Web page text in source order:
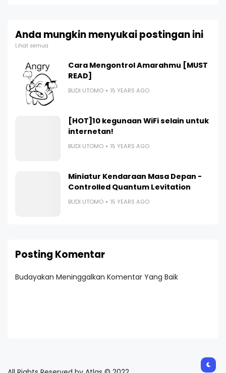
Anda mungkin menyukai postingan ini
Lihat semua
Cara Mengontrol Amarahmu [MUST
READ]
BUDI UTOMO 15 YEARS AGO
[HOT]10 kegunaan WiFi selain untuk
internetan!
BUDI UTOMO 15 YEARS AGO
Miniatur Kendaraan Masa Depan -
Controlled Quantum Levitation
BUDI UTOMO 15 YEARS AGO
Posting Komentar
Budayakan Meninggalkan Komentar Yang Baik